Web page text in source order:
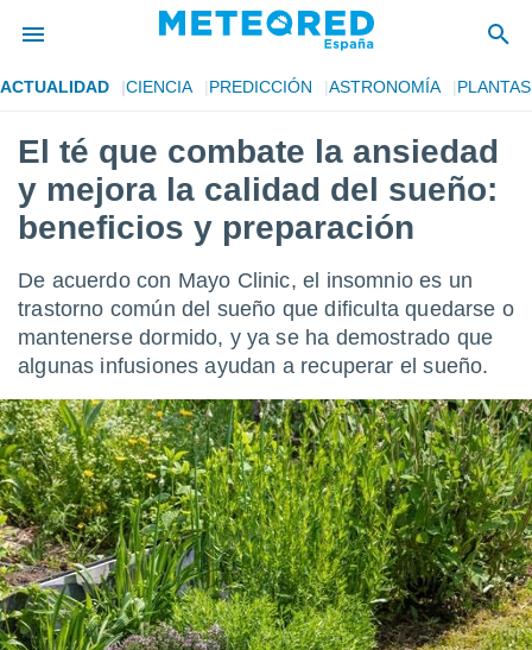
de
por
para
la
calidad.
a este
forma
digital
basada
permite
seguir
ACTUALIDAD CIENCIA PREDICCIÓN ASTRONOMÍA PLANTAS
El té que combate la ansiedad
y mejora la calidad del sueño:
beneficios y preparación
De acuerdo con Mayo Clinic, el insomnio es un
trastorno común del sueño que dificulta quedarse o
mantenerse dormido, y ya se ha demostrado que
algunas infusiones ayudan a recuperar el sueño.